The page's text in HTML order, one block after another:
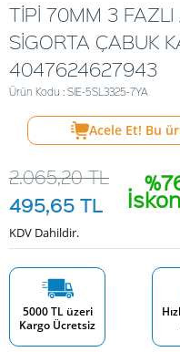
TİPİ 70MM 3
SİGORTA ÇABUK
4047624627943
Ürün Kodu : SIE-5SL3325-7YA
Acele Et! Bu
2.065,20TL
495,65 TL
KDV Dahildir.
5000 TL üzeri
Kargo Ücretsiz